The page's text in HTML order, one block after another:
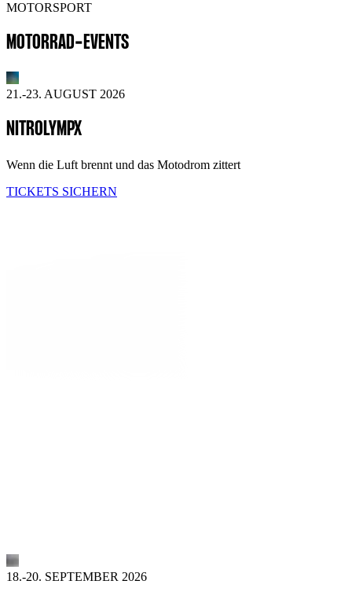
MOTORSPORT
MOTORRAD-EVENTS
21.-23. AUGUST 2026
NITROLYMPX
Wenn die Luft brennt und das Motodrom zittert
TICKETS SICHERN
18.-20. SEPTEMBER 2026